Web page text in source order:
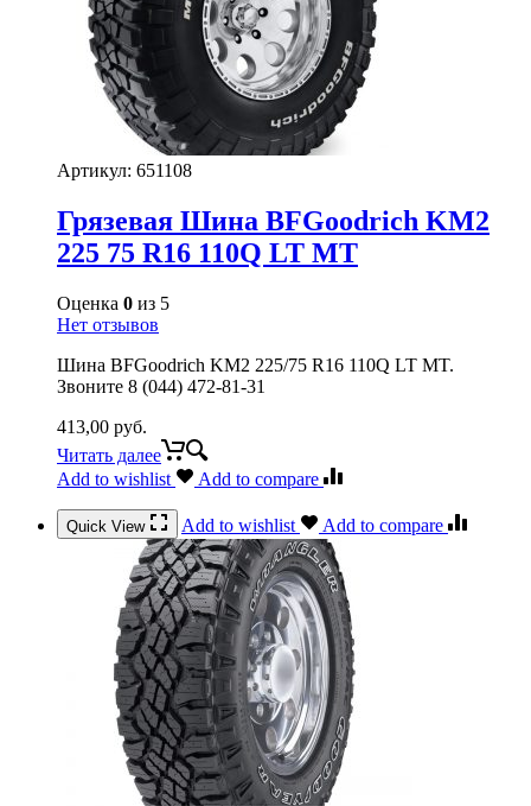
Артикул: 651108
Грязевая Шина BFGoodrich KM2
225 75 R16 110Q LT MT
Оценка 0 из 5
Нет отзывов
Шина BFGoodrich KM2 225/75 R16 110Q LT MT.
Звоните 8 (044) 472-81-31
413,00 руб.
Читать далее
Add to wishlist
Add to compare
Quick View Add to wishlist Add to compare